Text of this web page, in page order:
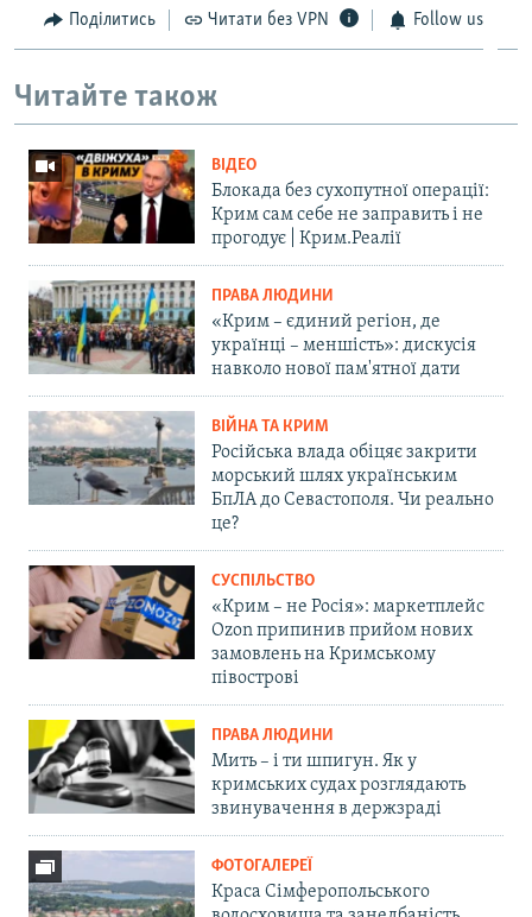
Поділитись Читати без VPN Follow us
Читайте також
ВІДЕО
Блокада без сухопутної операції:
Крим сам себе не заправить і не
прогодує | Крим.Реалії
ПРАВА ЛЮДИНИ
«Крим – єдиний регіон, де
українці – меншість»: дискусія
навколо нової пам'ятної дати
ВІЙНА ТА КРИМ
Російська влада обіцяє закрити
морський шлях українським
БпЛА до Севастополя. Чи реально
це?
СУСПІЛЬСТВО
«Крим – не Росія»: маркетплейс
Ozon припинив прийом нових
замовлень на Кримському
півострові
ПРАВА ЛЮДИНИ
Мить – і ти шпигун. Як у
кримських судах розглядають
звинувачення в держзраді
ФОТОГАЛЕРЕЇ
Краса Сімферопольського